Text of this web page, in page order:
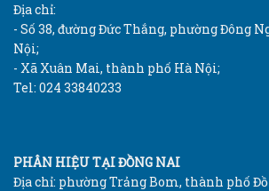
Địa chỉ:
- Số 38, đường Đức Thắng, phường Đông
Nội;
- Xã Xuân Mai, thành phố Hà Nội;
Tel: 024 33840233
PHÂN HIỆU TẠI ĐỒNG NAI
Địa chỉ: phường Trảng Bom, thành phố